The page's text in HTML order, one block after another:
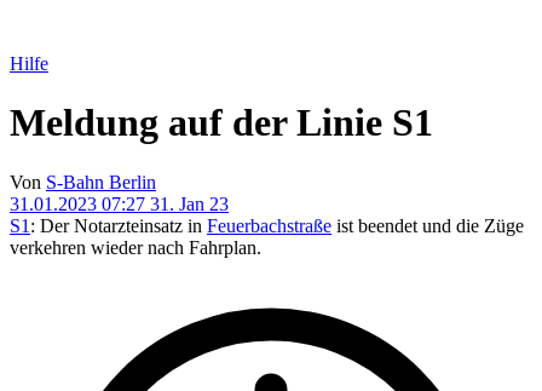
Hilfe
Meldung auf der Linie S1
Von S-Bahn Berlin
31.01.2023 07:27 31. Jan 23
S1 : Der Notarzteinsatz in Feuerbachstraße ist beendet und die Züge
verkehren wieder nach Fahrplan.